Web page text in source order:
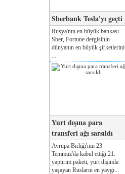
Sberbank Tesla'yı geçti
Rusya'nın en büyük bankası
Sber, Fortune dergisinin
dünyanın en büyük şirketlerini
...
Yurt dışına para
transferi ağı sarsıldı
Avrupa Birliği'nin 23
Temmuz'da kabul ettiği 21.
yaptırım paketi, yurt dışında
yaşayan Rusların en yaygı...